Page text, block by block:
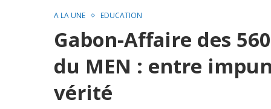
A LA UNE EDUCATION
Gabon-Affaire des
du MEN : entre
vérité